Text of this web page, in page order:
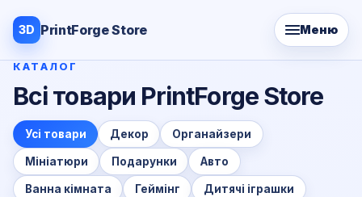
3D PrintForge Store Меню
КАТАЛОГ
Всі товари PrintForge Store
Усі товари Декор Органайзери
Мініатюри Подарунки Авто
Ванна кімната Геймінг Дитячі іграшки
online